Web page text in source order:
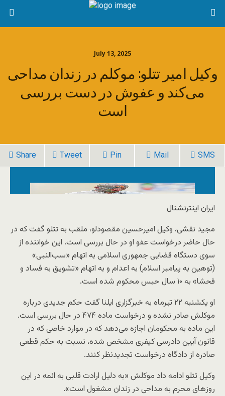
July 13, 2025
وکیل امیر تتلو: موکلم در زندان مداحی
می‌کند و عفوش در دست بررسی
است
Share Tweet Pin Mail SMS
ایران اینترنشنال
مجید نقشی، وکیل امیرحسین مقصودلو، ملقب به تتلو گفت که در
حال حاضر درخواست عفو او در حال بررسی است. این خواننده از
سوی دستگاه قضایی جمهوری اسلامی به اتهام «سب‌النبی»
(توهین به پیامبر اسلام) به اعدام و به اتهام «تشویق به فساد و
فحشا» به ۱۰ سال حبس محکوم شده است.
او یکشنبه ۲۲ تیرماه به خبرگزاری ایلنا گفت حکم جدیدی درباره
موکلش صادر نشده و درخواست ماده ۴۷۴ در حال بررسی است.
این ماده به محکومان اجازه می‌دهد که در موارد خاصی که در
قانون آیین دادرسی کیفری مشخص شده، نسبت به حکم قطعی
صادره از دادگاه درخواست تجدیدنظر کنند.
وکیل تتلو ادامه داد موکلش «به دلیل ارادت قلبی به ائمه در این
روزهای محرم به مداحی در زندان مشغول است».